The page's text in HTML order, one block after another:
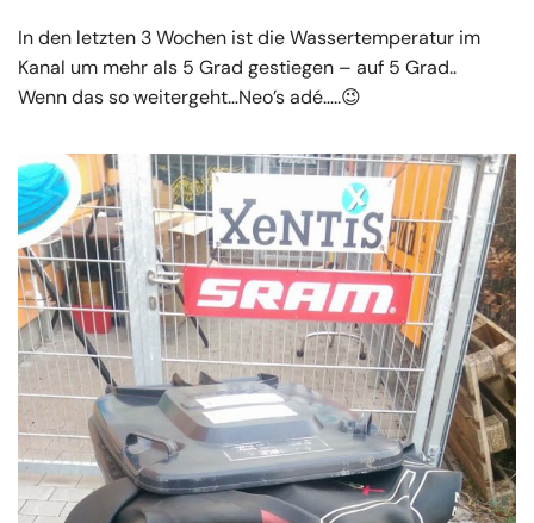
In den letzten 3 Wochen ist die Wassertemperatur im
Kanal um mehr als 5 Grad gestiegen – auf 5 Grad..
Wenn das so weitergeht…Neo’s adé…..😉